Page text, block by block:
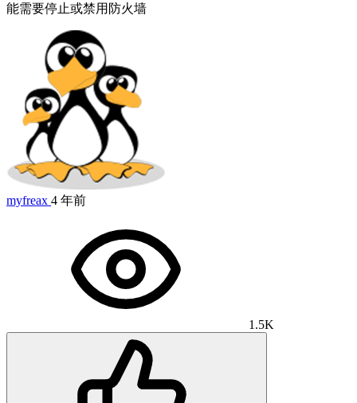
能需要停止或禁用防火墙
myfreax 4 年前
1.5K